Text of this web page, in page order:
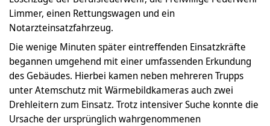
Limmer, einen Rettungswagen und ein
Notarzteinsatzfahrzeug.
Die wenige Minuten später eintreffenden Einsatzkräfte
begannen umgehend mit einer umfassenden Erkundung
des Gebäudes. Hierbei kamen neben mehreren Trupps
unter Atemschutz mit Wärmebildkameras auch zwei
Drehleitern zum Einsatz. Trotz intensiver Suche konnte die
Ursache der ursprünglich wahrgenommenen